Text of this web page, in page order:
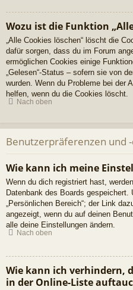
Wozu ist die Funktion
„Alle Cookies löschen“ löscht die
dafür sorgen, dass du im Forum
ermöglichen Cookies einige
„Gelesen“-Status – sofern sie von
wurden. Wenn du Probleme bei der
helfen, wenn du die Cookies löscht.
Nach oben
Benutzerpräferenzen und
Wie kann ich meine
Wenn du dich registriert hast,
Datenbank des Boards
„Persönlichen Bereich“; der Link
angezeigt, wenn du auf deinen
alle deine Einstellungen ändern.
Nach oben
Wie kann ich verhindern,
in der Online-Liste